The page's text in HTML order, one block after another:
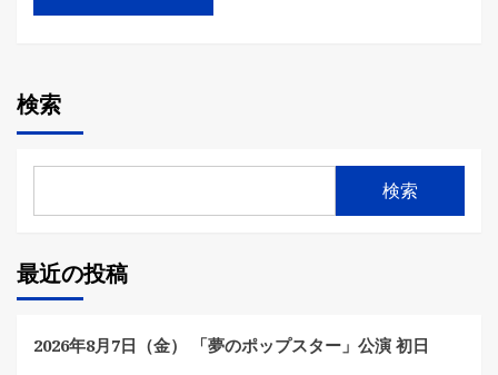
検索
検索
最近の投稿
2026年8月7日（金） 「夢のポップスター」公演 初日